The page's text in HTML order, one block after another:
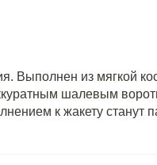
Выполнен из мягкой
шалевым
к жакету станут